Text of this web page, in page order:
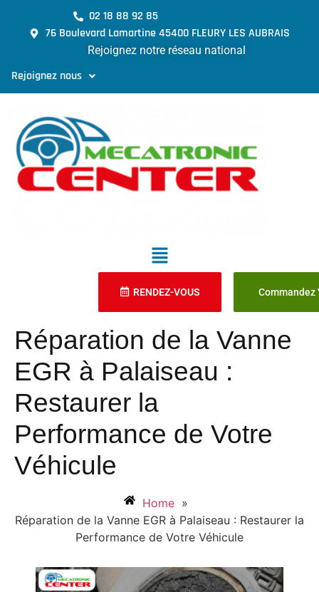
02 18 88 92 85
76 Boulevard Lamartine 45400 FLEURY LES AUBRAIS
Rejoignez notre réseau national
Rejoignez nous
RENDEZ-VOUS Commandez
Réparation de la Vanne
EGR à Palaiseau :
Restaurer la
Performance de Votre
Véhicule
Home »
Réparation de la Vanne EGR à Palaiseau : Restaurer la
Performance de Votre Véhicule